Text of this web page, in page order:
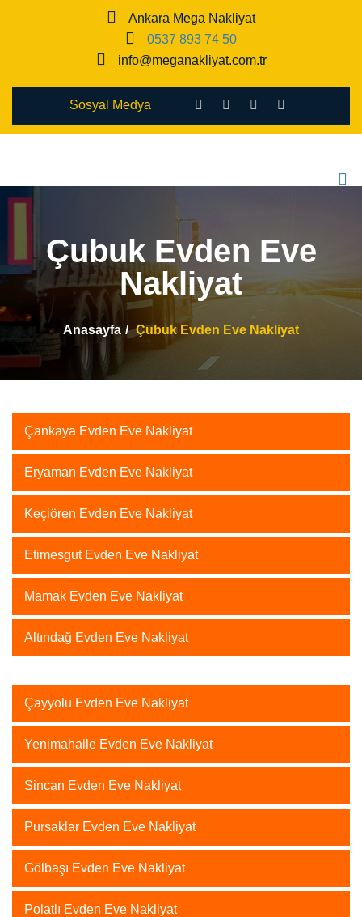
Ankara Mega Nakliyat
0537 893 74 50
info@meganakliyat.com.tr
Sosyal Medya
Çubuk Evden Eve
Nakliyat
Anasayfa Çubuk Evden Eve Nakliyat
Çankaya Evden Eve Nakliyat
Eryaman Evden Eve Nakliyat
Keçiören Evden Eve Nakliyat
Etimesgut Evden Eve Nakliyat
Mamak Evden Eve Nakliyat
Altındağ Evden Eve Nakliyat
Çayyolu Evden Eve Nakliyat
Yenimahalle Evden Eve Nakliyat
Sincan Evden Eve Nakliyat
Pursaklar Evden Eve Nakliyat
Gölbaşı Evden Eve Nakliyat
Polatlı Evden Eve Nakliyat